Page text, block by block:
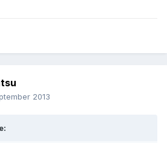
2013